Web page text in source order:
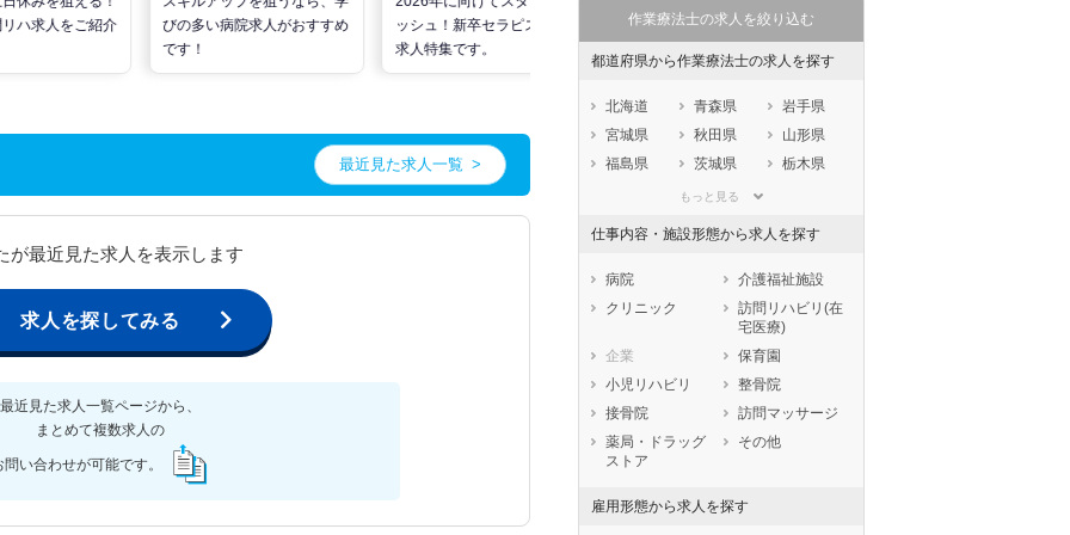
ハ求人をご紹介
びの多い病院求人がおすすめ
です！
ッシュ！新卒セラピスト向け
求人特集です。
に増加傾向の「介護施設」求
最近見た求人一覧
が最近見た求人を表示します
求人を探してみる
最近見た求人一覧ページから、
まとめて複数求人の
問い合わせが可能です。
作業療法士の求人を絞り込む
都道府県から作業療法士の求人を探す
北海道 青森県
岩手県
宮城県
秋田県
山形県
福島県
茨城県
栃木県
埼玉県
石川県
福井県
岐阜県
静岡県
愛知県
三重県
大阪府
兵庫県
奈良県
鳥取県
島根県
広島県
山口県
徳島県
香川県
愛媛県
熊本県
大分県
もっと見る
仕事内容・施設形態から求人を探す
病院
介護福祉施設
クリニック
訪問リハビリ(在
宅医療)
企業
保育園
小児リハビリ
整骨院
接骨院
訪問マッサージ
薬局・ドラッグ
ストア
その他
雇用形態から求人を探す